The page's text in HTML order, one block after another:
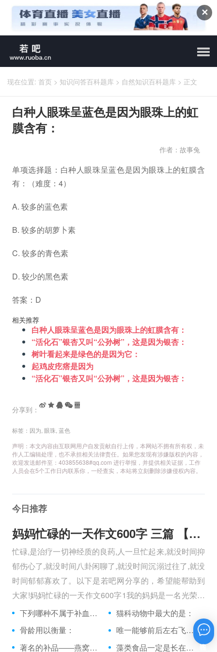
✕
现在位置: 首页 > 知识问答百科题库 > 自然知识百科题库 > 正文
白种人眼珠呈蓝色是因为眼珠上的虹
膜含有：
作者：故事兔
单项选择题：白种人眼珠呈蓝色是因为眼珠上的虹膜含
有：（难度：4）
A. 较多的蓝色素
B. 较多的胡萝卜素
C. 较多的青色素
D. 较少的黑色素
答案：D
相关推荐
白种人眼珠呈蓝色是因为眼珠上的虹膜含有：
“活化石”银杏又叫“公孙树”，这是因为银杏：
树叶看起来是绿色的是因为它：
起鸡皮疙瘩是因为
“活化石”银杏又叫“公孙树”，这是因为银杏：
分享到：
标签： 因为 眼珠 蓝色
声明：本文内容由互联网用户自发贡献自行上传，本网站不拥有所有权，未
作人工编辑处理，也不承担相关法律责任。如果您发现有涉嫌版权的内容，
欢迎发送邮件至：403855638#qq.com 进行举报，并提供相关证据，工作
人员会在5个工作日内联系你，一经查实，本站将立刻删除涉嫌侵权内容。
今日推荐
妈妈忙碌的一天作文600字 三篇 【600字】
忙碌,是治疗一切神经质的良药,人一旦忙起来,就没时间抑
郁伤心了,就没时间八卦闲聊了,就没时间沉溺过往了,就没
时间郁郁寡欢了。以下是若吧网分享的，希望能帮助到
大家!妈妈忙碌的一天作文600字1我的妈妈是一名光荣的
人民警察，她总有做不完的事情。
下列哪种不属于补血食品？
猫科动物中最大的是：
骨龄用以衡量：
唯一能够前后左右飞行的鸟是：
著名的补品――燕窝是哪一种燕子的巢？
藻类食品一定是长在水里的吗？